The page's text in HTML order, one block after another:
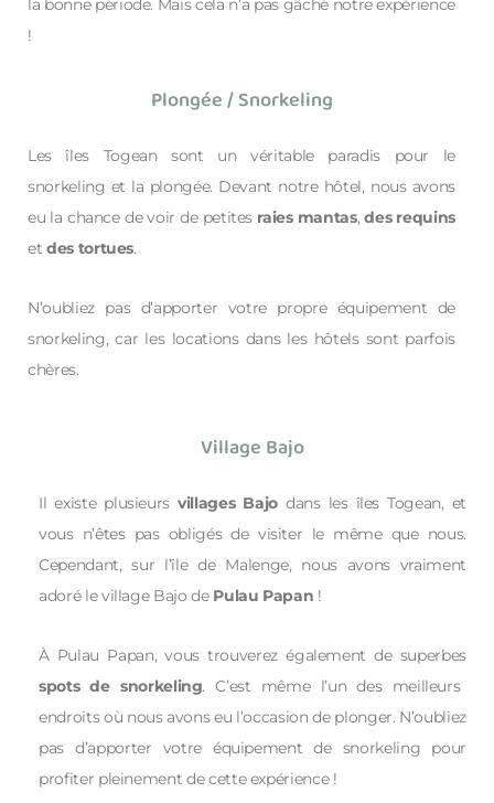
la bonne période. Mais cela n’a pas gâché notre expérience
!
Plongée / Snorkeling
Les îles Togean sont un véritable paradis pour le
snorkeling et la plongée. Devant notre hôtel, nous avons
eu la chance de voir de petites raies mantas,des requins
et des tortues.
N’oubliez pas d’apporter votre propre équipement de
snorkeling, car les locations dans les hôtels sont parfois
chères.
Village Bajo
Il existe plusieursvillages Bajodans les îles Togean, et
vous n’êtes pas obligés de visiter le même que nous.
Cependant, sur l’île de Malenge, nous avons vraiment
adoré le village Bajo de Pulau Papan !
À Pulau Papan, vous trouverez également de superbes
spots de snorkeling. C’est même l’un des meilleurs
endroits où nous avons eu l’occasion de plonger. N’oubliez
pas d’apporter votre équipement de snorkeling pour
profiter pleinement de cette expérience !